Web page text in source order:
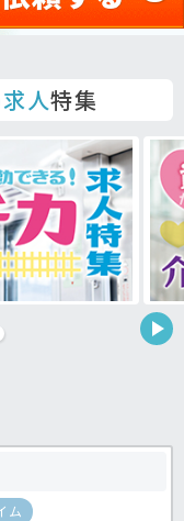
人特集
ム